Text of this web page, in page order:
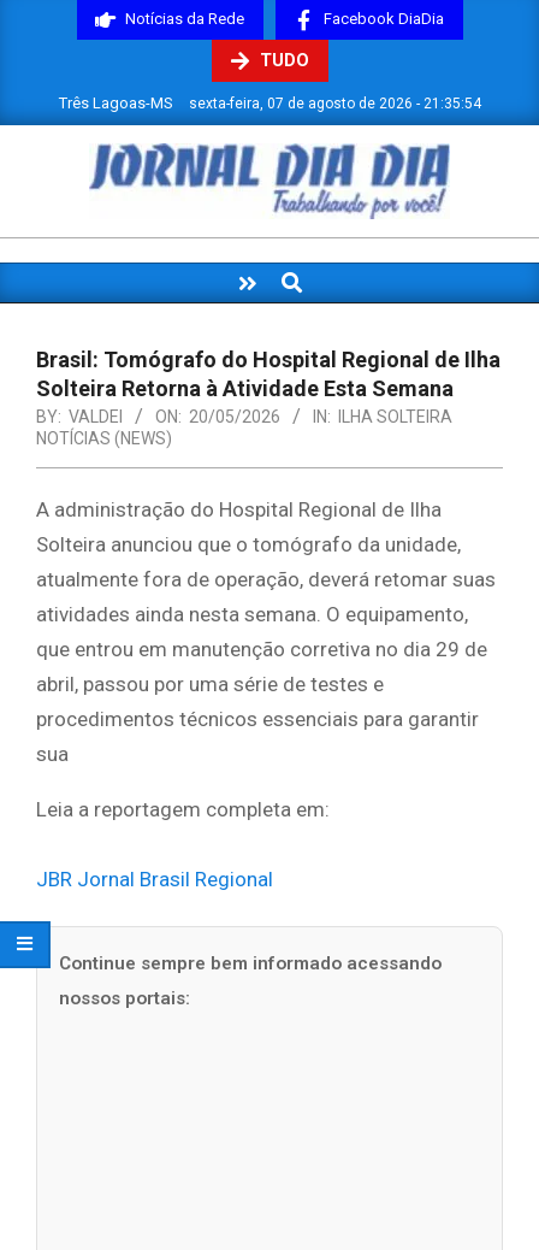
Notícias da Rede Facebook DiaDia
TUDO
Três Lagoas-MS sexta-feira, 07 de agosto de 2026 - 21:35:55
JORNAL
DIADIA
Navigation
Search
Brasil: Tomógrafo do Hospital Regional de Ilha
Solteira Retorna à Atividade Esta Semana
BY: VALDEI ON: 20/05/2026 IN:
ILHA SOLTEIRA
NOTÍCIAS (NEWS)
A administração do Hospital Regional de Ilha
Solteira anunciou que o tomógrafo da unidade,
atualmente fora de operação, deverá retomar suas
atividades ainda nesta semana. O equipamento,
que entrou em manutenção corretiva no dia 29 de
abril, passou por uma série de testes e
procedimentos técnicos essenciais para garantir
sua
Leia a reportagem completa em:
JBR Jornal Brasil Regional
Continue sempre bem informado acessando
nossos portais: